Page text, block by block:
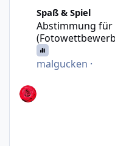
Spaß & Spiel
Abstimmung
malgucken ·